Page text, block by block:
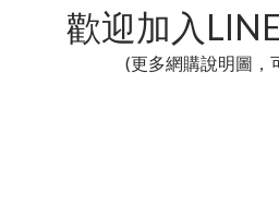
歡迎加入
(更多網購說明圖，